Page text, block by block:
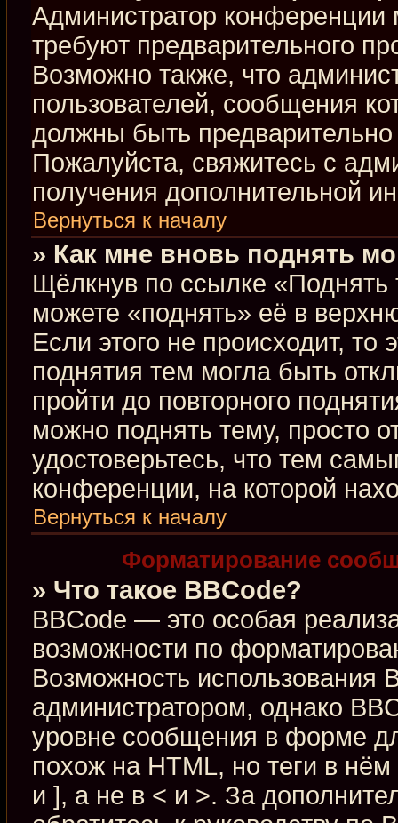
Администратор
требуют предварительного
Возможно также, что
пользователей, сообщения
должны быть
Пожалуйста, свяжитесь с
получения дополнительной
Вернуться к началу
» Как мне вновь поднять
Щёлкнув по ссылке
можете «поднять» её в
Если этого не происходит, то
поднятия тем могла быть
пройти до повторного
можно поднять тему, просто
удостоверьтесь, что тем
конференции, на которой
Вернуться к началу
Форматирование
» Что такое BBCode?
BBCode — это особая
возможности по
Возможность использования
администратором, однако
уровне сообщения в форме
похож на HTML, но теги в
и ], а не в < и >. За